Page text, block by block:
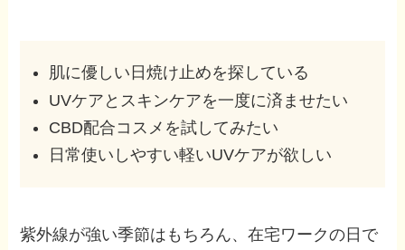
肌に優しい日焼け止めを探している
UVケアとスキンケアを一度に済ませたい
CBD配合コスメを試してみたい
日常使いしやすい軽いUVケアが欲しい
紫外線が強い季節はもちろん、在宅ワークの日で